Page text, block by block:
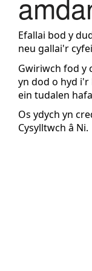
Efallai bod y
neu gallai'r
Gwiriwch fod y
yn dod o hyd
ein tudalen
Os ydych yn
Cysylltwch â Ni.